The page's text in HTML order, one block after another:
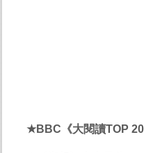
★BBC 《大閱讀TOP